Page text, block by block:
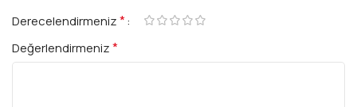
Derecelendirmeniz*
Değerlendirmeniz*